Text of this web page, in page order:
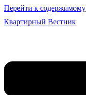
Перейти к содержимому
Квартирный Вестник